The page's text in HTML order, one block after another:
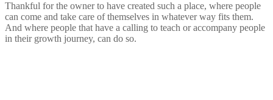
Thankful for the owner to have created such a place, where people
can come and take care of themselves in whatever way fits them.
And where people that have a calling to teach or accompany people
in their growth journey, can do so.